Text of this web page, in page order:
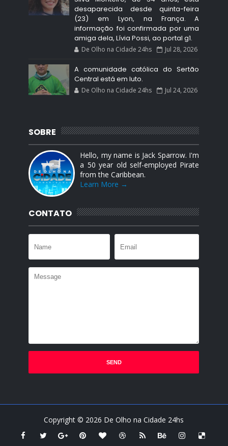
desaparecida desde quinta-feira
(23) em Lyon, na França. A
informação foi confirmada por uma
amiga dela, Lívia Possi, ao portal g1.
De Olho na Cidade 24hs Jul 28, 2026
A comunidade católica do Sertão
Central está em luto.
De Olho na Cidade 24hs Jul 24, 2026
SOBRE
Hello, my name is Jack Sparrow. I'm
a 50 year old self-employed Pirate
from the Caribbean.
Learn More →
CONTATO
Copyright © 2026 De Olho na Cidade 24hs